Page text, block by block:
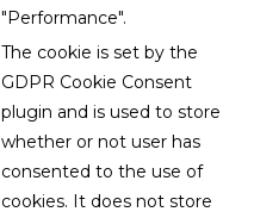
"Performance".
The cookie is set by the
GDPR Cookie Consent
plugin and is used to store
whether or not user has
consented to the use of
cookies. It does not store